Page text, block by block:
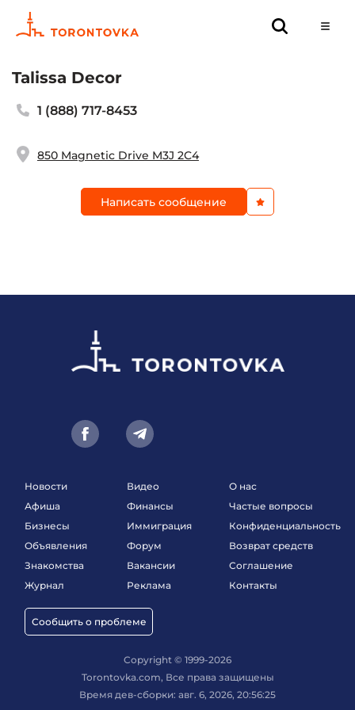
Talissa Decor
1 (888) 717-8453
850 Magnetic Drive M3J 2C4
Написать сообщение
Новости
Афиша
Бизнесы
Объявления
Знакомства
Журнал
Сообщить о проблеме
Видео
Финансы
Иммиграция
Форум
Вакансии
Реклама
О нас
Частые вопросы
Конфиденциальность
Возврат средств
Соглашение
Контакты
Copyright © 1999-2026
Torontovka.com, Все права защищены
Время дев-сборки: авг. 6, 2026, 20:56:25